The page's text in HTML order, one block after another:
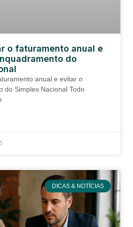
o faturamento anual e
do
anual e evitar o
do Simples Nacional Todo
DICAS & NOTÍCIAS